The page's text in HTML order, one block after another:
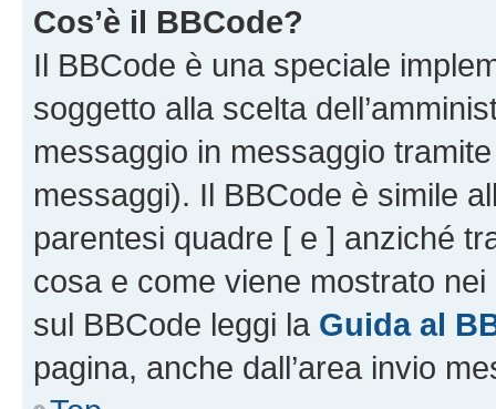
Cos’è il BBCode?
Il BBCode è una speciale
soggetto alla scelta
messaggio in messaggio
messaggi). Il BBCode è simile
parentesi quadre [ e ] anziché
cosa e come viene mostrato
sul BBCode leggi la Guida al
pagina, anche dall’area invio